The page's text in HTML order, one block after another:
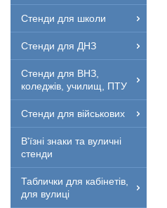
Стенди для школи
Стенди для ДНЗ
Стенди для ВНЗ,
коледжів, училищ, ПТУ
Стенди для військових
В'їзні знаки та вуличні
стенди
Таблички для кабінетів,
для вулиці